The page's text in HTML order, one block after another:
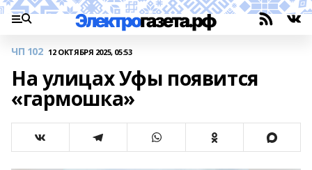
ЧП 102 12 ОКТЯБРЯ 2025, 05:53
На улицах Уфы появится
«гармошка»